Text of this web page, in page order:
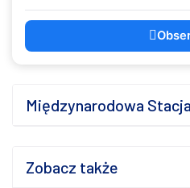
Międzynarodowa
Zobacz także